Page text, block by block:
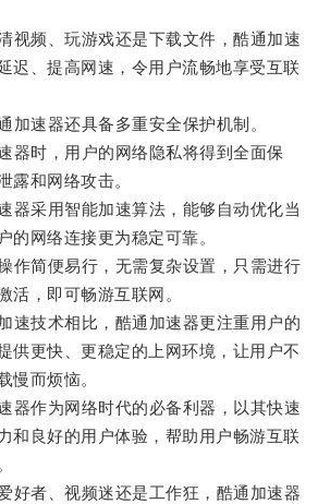
频、玩游戏还是下载文件，酷通加速
迟、提高网速，令用户流畅地享受互联
速器还具备多重安全保护机制。
时，用户的网络隐私将得到全面保
露和网络攻击。
采用智能加速算法，能够自动优化当
的网络连接更为稳定可靠。
简便易行，无需复杂设置，只需进行
活，即可畅游互联网。
技术相比，酷通加速器更注重用户的
供更快、更稳定的上网环境，让用户不
慢而烦恼。
作为网络时代的必备利器，以其快速
和良好的用户体验，帮助用户畅游互联
者、视频迷还是工作狂，酷通加速器